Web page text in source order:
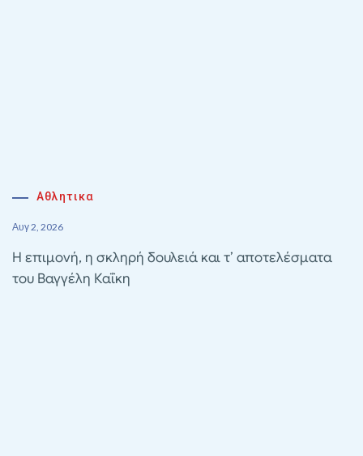
Αθλητικα
Αυγ 2, 2026
Η επιμονή, η σκληρή δουλειά και τ’ αποτελέσματα
του Βαγγέλη Καΐκη